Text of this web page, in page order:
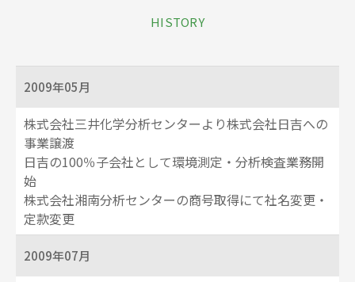
HISTORY
2009年05月
株式会社三井化学分析センターより株式会社日吉への
事業譲渡
日吉の100％子会社として環境測定・分析検査業務開
始
株式会社湘南分析センターの商号取得にて社名変更・
定款変更
2009年07月